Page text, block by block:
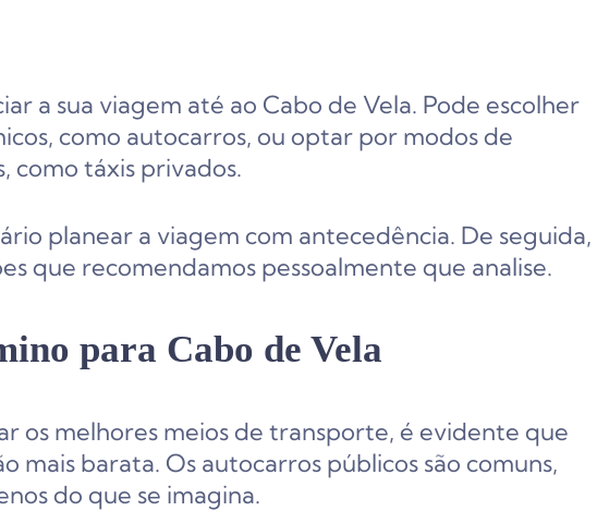
a sua viagem até ao Cabo de Vela. Pode escolher
como autocarros, ou optar por modos de
como táxis privados.
planear a viagem com antecedência. De seguida,
que recomendamos pessoalmente que analise.
para Cabo de Vela
os melhores meios de transporte, é evidente que
mais barata. Os autocarros públicos são comuns,
do que se imagina.